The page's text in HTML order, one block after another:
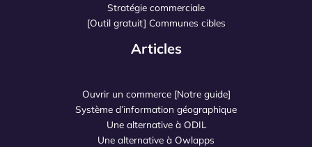
Stratégie commerciale
[Outil gratuit] Communes cibles
Articles
Ouvrir un commerce [Notre guide]
Système d’information géographique
Une alternative à ODIL
Une alternative à Owlapps